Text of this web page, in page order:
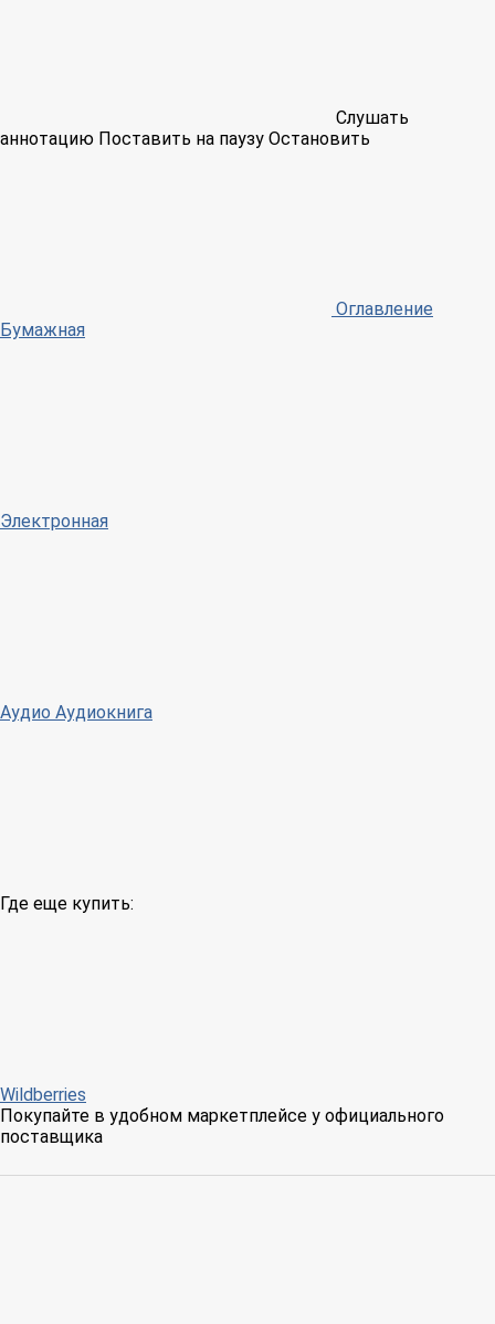
Слушать
аннотацию Поставить на паузу Остановить
Оглавление
Бумажная
Электронная
Аудио Аудиокнига
Где еще купить:
Wildberries
Покупайте в удобном маркетплейсе у официального
поставщика